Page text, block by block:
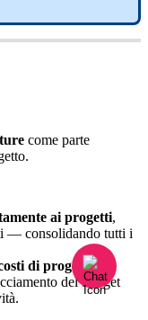
come parte
.
ai progetti,
— consolidando tutti i
di progetto,
del budget
à.